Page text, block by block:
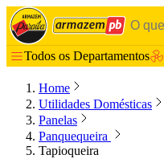
Todos os Departamentos
Home
Utilidades Domésticas
Panelas
Panquequeira
Tapioqueira